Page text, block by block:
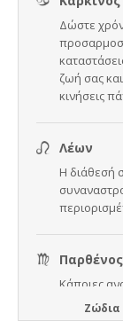
Ζώδια